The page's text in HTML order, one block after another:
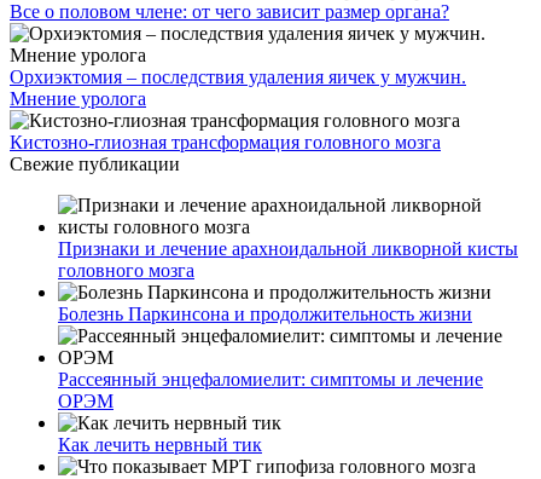
Все о половом члене: от чего зависит размер органа?
Орхиэктомия – последствия удаления яичек у мужчин.
Мнение уролога
Кистозно-глиозная трансформация головного мозга
Свежие публикации
Признаки и лечение арахноидальной ликворной кисты
головного мозга
Болезнь Паркинсона и продолжительность жизни
Рассеянный энцефаломиелит: симптомы и лечение
ОРЭМ
Как лечить нервный тик